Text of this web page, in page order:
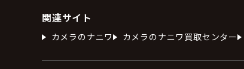
関連サイト
カメラのナニワ カメラのナニワ買取センター